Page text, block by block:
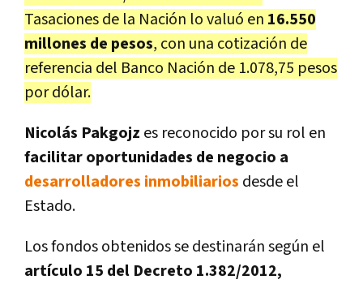
Tasaciones de la Nación lo valuó en 16.550
millones de pesos, con una cotización de
referencia del Banco Nación de 1.078,75 pesos
por dólar.
Nicolás Pakgojz es reconocido por su rol en
facilitar oportunidades de negocio a
desarrolladores inmobiliarios desde el
Estado.
Los fondos obtenidos se destinarán según el
artículo 15 del Decreto 1.382/2012,